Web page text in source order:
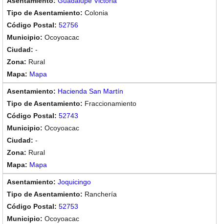
Colonia
52756
Ocoyoacac
-
Rural
Mapa
Hacienda San Martín
Fraccionamiento
52743
Ocoyoacac
-
Rural
Mapa
Joquicingo
Ranchería
52753
Ocoyoacac